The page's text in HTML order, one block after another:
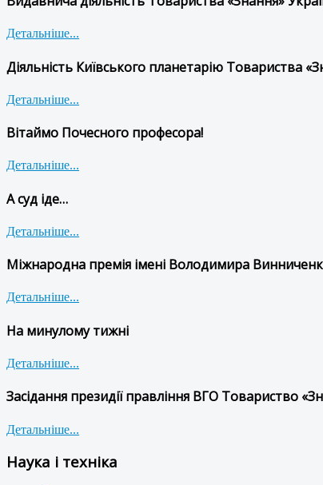
Детальніше...
Діяльність Київського планетарію Товариства
Детальніше...
Вітаймо Почесного професора!
Детальніше...
А суд іде…
Детальніше...
Міжнародна премія імені Володимира
Детальніше...
На минулому тижні
Детальніше...
Засідання президії правління ВГО Товариство
Детальніше...
Наука і техніка